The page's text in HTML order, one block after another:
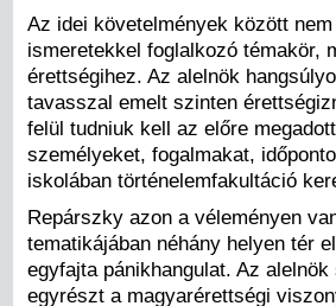
Az idei követelmények között
ismeretekkel foglalkozó témakör,
érettségihez. Az alelnök
tavasszal emelt szinten
felül tudniuk kell az előre
személyeket, fogalmakat,
iskolában történelemfakultáció
Repárszky azon a véleményen
tematikájában néhány helyen tér
egyfajta pánikhangulat. Az
egyrészt a magyarérettségi